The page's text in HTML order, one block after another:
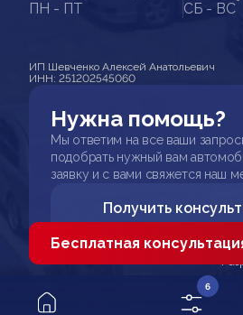
ПН - ПТ СБ - ВС
ИП Шевченко Алексей Анатольевич
ИНН: 251202545060
Нужна помощь?
Мы ответим на все ваши
подобрать нужный вам
заявку и с вами свяжется наш
Получить
6
Бесплатная